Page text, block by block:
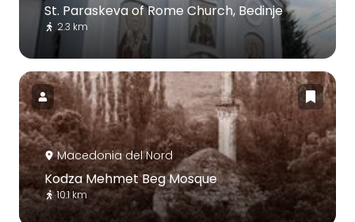
St. Paraskeva of Rome Church, Bedinje
2.3 km
Macedonia del Nord
Kodza Mehmet Beg Mosque
10.1 km